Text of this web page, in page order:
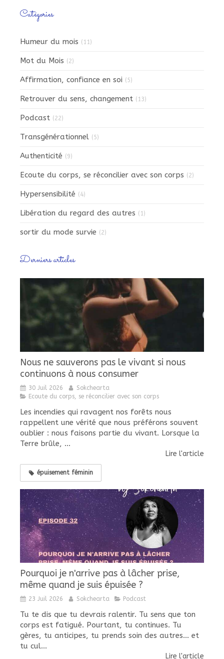
Catégories
Humeur du mois (11)
Mot du Mois (2)
Affirmation, confiance en soi (5)
Retrouver du sens, changement (13)
Podcast (22)
Transgénérationnel (5)
Authenticité (9)
Ecoute du corps, se réconcilier avec son corps (2)
Hypersensibilité (4)
Libération du regard des autres (1)
sortir du mode survie (2)
Derniers articles
Nous ne sauverons pas le vivant si nous
continuons à nous consumer
30 Juil 2026
Sokchearta
Ecoute du corps, se réconcilier avec son corps
Les incendies qui ravagent nos forêts nous
rappellent une vérité que nous préférons souvent
oublier : nous faisons partie du vivant. Lorsque la
Terre brûle, ...
Lire l'article
épuisement féminin
Pourquoi je n'arrive pas à lâcher prise,
même quand je suis épuisée ?
23 Juil 2026 Sokchearta Podcast
Tu te dis que tu devrais ralentir. Tu sens que ton
corps est fatigué. Pourtant, tu continues. Tu
gères, tu anticipes, tu prends soin des autres... et
tu cul...
Lire l'article